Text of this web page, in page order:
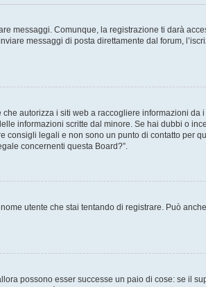
messaggi. Comunque, la registrazione ti darà
messaggi di posta direttamente dal forum,
autorizza i siti web a raccogliere informazioni
informazioni scritte dal minore. Se hai dubbi o
legali e non sono un punto di contatto per
concernenti questa Board?”.
utente che stai tentando di registrare. Può
possono esser successe un paio di cose: se il